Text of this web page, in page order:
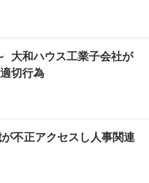
大和ハウス工業子会社が
切行為
不正アクセスし人事関連